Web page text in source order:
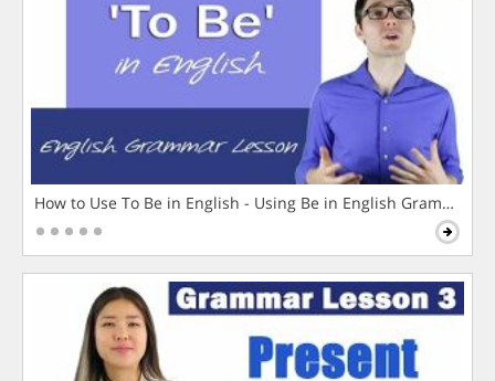
How to Use To Be in English - Using Be in English Grammar